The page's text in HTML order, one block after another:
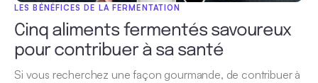
LES BÉNÉFICES DE LA FERMENTATION
Cinq aliments fermentés savoureux
pour contribuer à sa santé
Si vous recherchez une façon gourmande, de contribuer à